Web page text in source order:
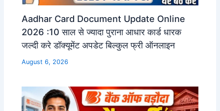
Aadhar Card Document Update Online
2026 :10 साल से ज्यादा पुराना आधार कार्ड धारक
जल्दी करे डॉक्यूमेंट अपडेट बिल्कुल फ्री ऑनलाइन
August 6, 2026